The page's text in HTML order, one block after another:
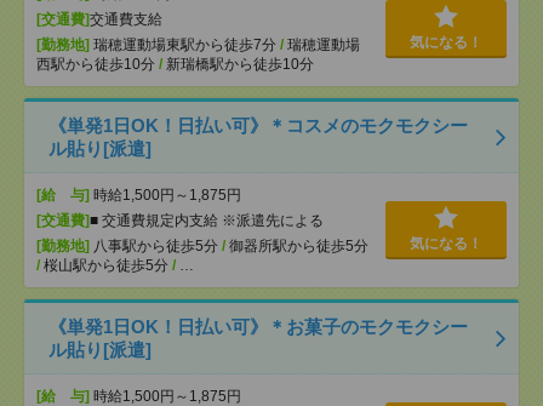
[交通費]交通費支給
[勤務地] 瑞穂運動場東駅から徒歩7分 / 瑞穂運動場
西駅から徒歩10分 / 新瑞橋駅から徒歩10分
気になる！
《単発1日OK！日払い可》＊コスメのモクモクシー
ル貼り[派遣]
[給 与] 時給1,500円～1,875円
[交通費]■ 交通費規定内支給 ※派遣先による
[勤務地] 八事駅から徒歩5分 / 御器所駅から徒歩5分
/ 桜山駅から徒歩5分 / …
気になる！
《単発1日OK！日払い可》＊お菓子のモクモクシー
ル貼り[派遣]
[給 与] 時給1,500円～1,875円